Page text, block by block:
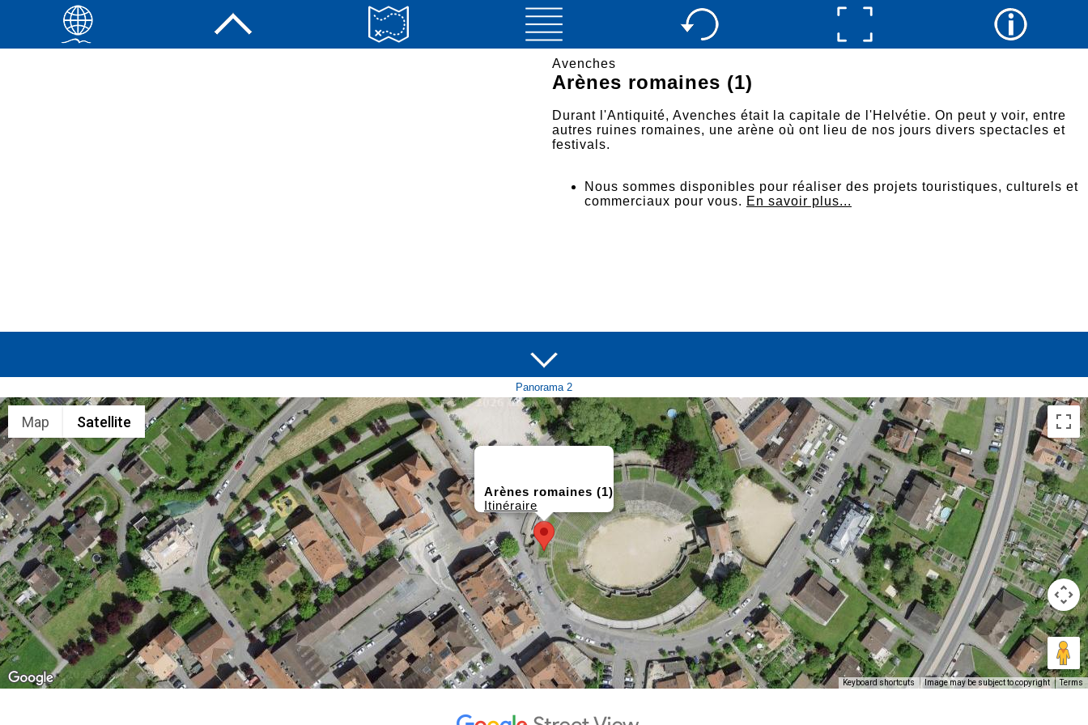
Avenches
Arènes romaines (1)
Durant l'Antiquité, Avenches était la capitale de l'Helvétie. On peut y voir, entre
autres ruines romaines, une arène où ont lieu de nos jours divers spectacles et
festivals.
Nous sommes disponibles pour réaliser des projets touristiques, culturels et
commerciaux pour vous. En savoir plus...
Panorama 2
Arènes romaines (1)
Itinéraire
Map Satellite
Keyboard shortcuts Image may be subject to copyright Terms